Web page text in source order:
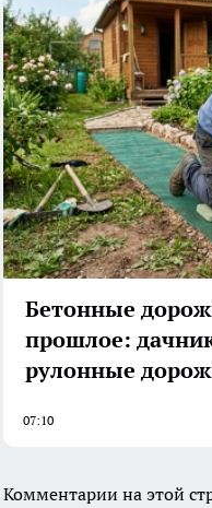
Бетонные
прошлое:
рулонные
07:10
Комментарии на этой